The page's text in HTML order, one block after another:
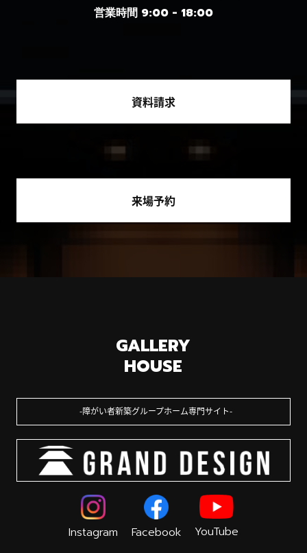
営業時間 9:00 - 18:00
資料請求
来場予約
GALLERY
HOUSE
障がい者新築グループホーム専門サイト
Instagram Facebook YouTube